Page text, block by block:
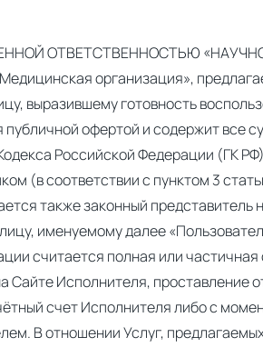
ОТВЕТСТВЕННОСТЬЮ
организация»,
выразившему готовность
офертой и содержит все
Российской Федерации (ГК
(в соответствии с пунктом 3
также законный
именуемому далее
считается полная или
Сайте Исполнителя, проставление
счет Исполнителя либо с
В отношении Услуг,